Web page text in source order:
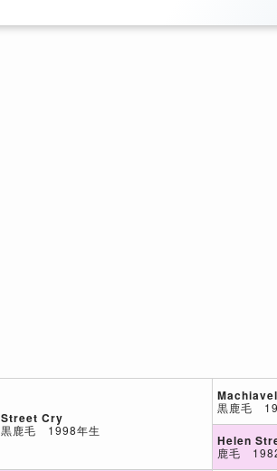
Street Cry
黒鹿毛 1998年生
黒鹿毛
Helen
鹿毛